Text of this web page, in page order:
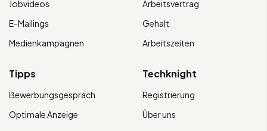
Jobvideos
E-Mailings
Medienkampagnen
Arbeitsvertrag
Gehalt
Arbeitszeiten
Tipps
Bewerbungsgespräch
Optimale Anzeige
Techknight
Registrierung
Über uns